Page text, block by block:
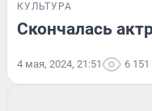
КУЛЬТУРА
Скончалась
4 мая, 2024, 21:51 6 151